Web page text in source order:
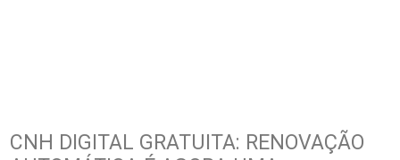
CNH DIGITAL GRATUITA: RENOVAÇÃO